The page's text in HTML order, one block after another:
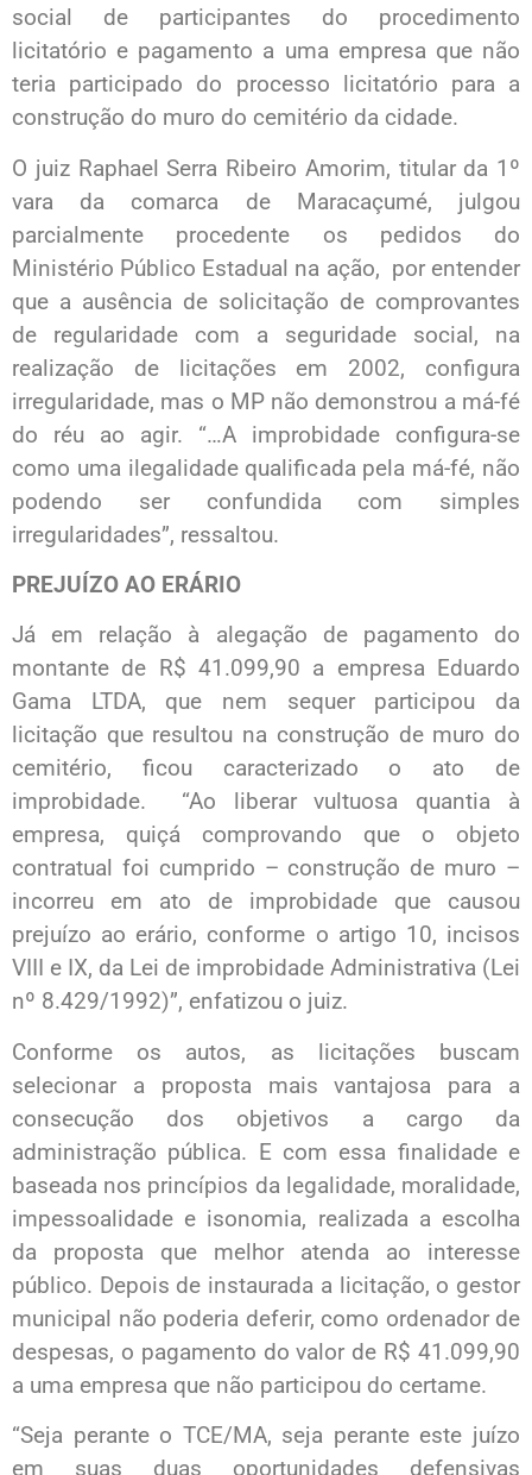
social de participantes do procedimento
licitatório e pagamento a uma empresa que não
teria participado do processo licitatório para a
construção do muro do cemitério da cidade.
O juiz Raphael Serra Ribeiro Amorim, titular da 1º
vara da comarca de Maracaçumé, julgou
parcialmente procedente os pedidos do
Ministério Público Estadual na ação, por entender
que a ausência de solicitação de comprovantes
de regularidade com a seguridade social, na
realização de licitações em 2002, configura
irregularidade, mas o MP não demonstrou a má-fé
do réu ao agir. “…A improbidade configura-se
como uma ilegalidade qualificada pela má-fé, não
podendo ser confundida com simples
irregularidades”, ressaltou.
PREJUÍZO AO ERÁRIO
Já em relação à alegação de pagamento do
montante de R$ 41.099,90 a empresa Eduardo
Gama LTDA, que nem sequer participou da
licitação que resultou na construção de muro do
cemitério, ficou caracterizado o ato de
improbidade. “Ao liberar vultuosa quantia à
empresa, quiçá comprovando que o objeto
contratual foi cumprido – construção de muro –
incorreu em ato de improbidade que causou
prejuízo ao erário, conforme o artigo 10, incisos
VIII e IX, da Lei de improbidade Administrativa (Lei
nº 8.429/1992)”, enfatizou o juiz.
Conforme os autos, as licitações buscam
selecionar a proposta mais vantajosa para a
consecução dos objetivos a cargo da
administração pública. E com essa finalidade e
baseada nos princípios da legalidade, moralidade,
impessoalidade e isonomia, realizada a escolha
da proposta que melhor atenda ao interesse
público. Depois de instaurada a licitação, o gestor
municipal não poderia deferir, como ordenador de
despesas, o pagamento do valor de R$ 41.099,90
a uma empresa que não participou do certame.
“Seja perante o TCE/MA, seja perante este juízo
em suas duas oportunidades defensivas